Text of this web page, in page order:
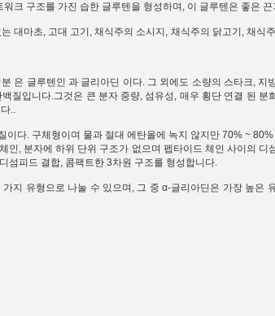
크 구조를 가진 습한 글루텐을 형성하며, 이 글루텐은 좋은
대마초, 고대 고기, 채식주의 소시지, 채식주의 닭고기, 채
은 글루텐인 과 글리아딘 이다. 그 외에도 소량의 스타크,
질입니다.그것은 큰 분자 중량, 섬유성, 매우 횡단 연결 된
..
이다. 구체형이며 물과 절대 에탄올에 녹지 않지만 70% ~
인, 분자에 하위 단위 구조가 없으며 펩타이드 체인 사이의
섬피드 결합, 콤팩트한 3차원 구조를 형성합니다.
지 유형으로 나눌 수 있으며, 그 중 α-글리아딘은 가장 높은